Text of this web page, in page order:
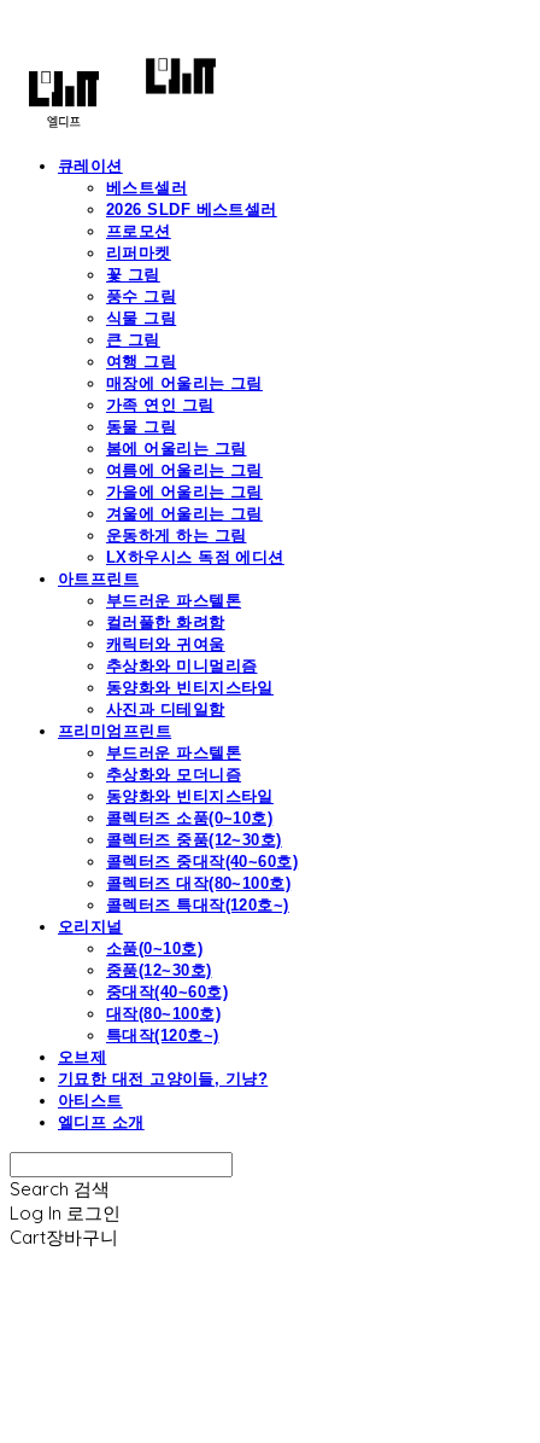
큐레이션
베스트셀러
2026 SLDF 베스트셀러
프로모션
리퍼마켓
꽃 그림
풍수 그림
식물 그림
큰 그림
여행 그림
매장에 어울리는 그림
가족 연인 그림
동물 그림
봄에 어울리는 그림
여름에 어울리는 그림
가을에 어울리는 그림
겨울에 어울리는 그림
운동하게 하는 그림
LX하우시스 독점 에디션
아트프린트
부드러운 파스텔톤
컬러풀한 화려함
캐릭터와 귀여움
추상화와 미니멀리즘
동양화와 빈티지스타일
사진과 디테일함
프리미엄프린트
부드러운 파스텔톤
추상화와 모더니즘
동양화와 빈티지스타일
콜렉터즈 소품(0~10호)
콜렉터즈 중품(12~30호)
콜렉터즈 중대작(40~60호)
콜렉터즈 대작(80~100호)
콜렉터즈 특대작(120호~)
오리지널
소품(0~10호)
중품(12~30호)
중대작(40~60호)
대작(80~100호)
특대작(120호~)
오브제
기묘한 대전 고양이들, 기냥?
아티스트
엘디프 소개
Search 검색
Log In 로그인
Cart장바구니